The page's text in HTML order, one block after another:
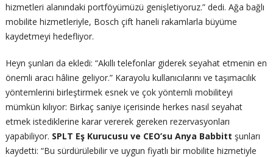
hizmetleri alanındaki portföyümüzü genişletiyoruz.” dedi. Ağa bağlı
mobilite hizmetleriyle, Bosch çift haneli rakamlarla büyüme
kaydetmeyi hedefliyor.
Heyn şunları da ekledi: “Akıllı telefonlar giderek seyahat etmenin en
önemli aracı hâline geliyor.” Karayolu kullanıcılarını ve taşımacılık
yöntemlerini birleştirmek esnek ve çok yöntemli mobiliteyi
mümkün kılıyor: Birkaç saniye içerisinde herkes nasıl seyahat
etmek istediklerine karar vererek gereken rezervasyonları
yapabiliyor. SPLT Eş Kurucusu ve CEO’su Anya Babbitt şunları
kaydetti: “Bu sürdürülebilir ve uygun fiyatlı bir mobilite hizmetiyle